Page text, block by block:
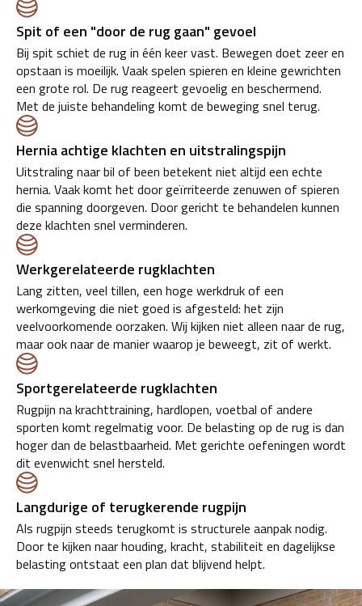
Spit of een "door de rug gaan" gevoel
Bij spit schiet de rug in één keer vast. Bewegen doet zeer en
opstaan is moeilijk. Vaak spelen spieren en kleine gewrichten
een grote rol. De rug reageert gevoelig en beschermend.
Met de juiste behandeling komt de beweging snel terug.
Hernia achtige klachten en uitstralingspijn
Uitstraling naar bil of been betekent niet altijd een echte
hernia. Vaak komt het door geïrriteerde zenuwen of spieren
die spanning doorgeven. Door gericht te behandelen kunnen
deze klachten snel verminderen.
Werkgerelateerde rugklachten
Lang zitten, veel tillen, een hoge werkdruk of een
werkomgeving die niet goed is afgesteld: het zijn
veelvoorkomende oorzaken. Wij kijken niet alleen naar de rug,
maar ook naar de manier waarop je beweegt, zit of werkt.
Sportgerelateerde rugklachten
Rugpijn na krachttraining, hardlopen, voetbal of andere
sporten komt regelmatig voor. De belasting op de rug is dan
hoger dan de belastbaarheid. Met gerichte oefeningen wordt
dit evenwicht snel hersteld.
Langdurige of terugkerende rugpijn
Als rugpijn steeds terugkomt is structurele aanpak nodig.
Door te kijken naar houding, kracht, stabiliteit en dagelijkse
belasting ontstaat een plan dat blijvend helpt.